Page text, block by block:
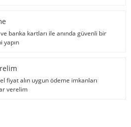
banka kartları ile anında güvenli bir
yapın
fiyat alın uygun ödeme imkanları
verelim